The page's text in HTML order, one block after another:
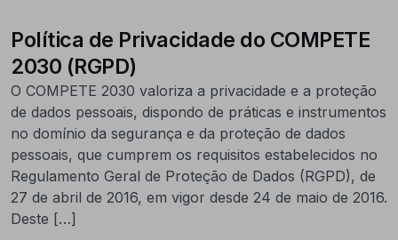
Política de Privacidade do COMPETE
2030 (RGPD)
O COMPETE 2030 valoriza a privacidade e a proteção
de dados pessoais, dispondo de práticas e instrumentos
no domínio da segurança e da proteção de dados
pessoais, que cumprem os requisitos estabelecidos no
Regulamento Geral de Proteção de Dados (RGPD), de
27 de abril de 2016, em vigor desde 24 de maio de 2016.
Deste […]